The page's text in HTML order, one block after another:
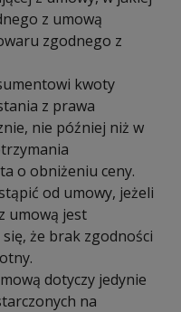
z umową
zgodnego z
kwoty
z prawa
nie później niż w
o obniżeniu ceny.
od umowy, jeżeli
umową jest
że brak zgodności
dotyczy jedynie
na